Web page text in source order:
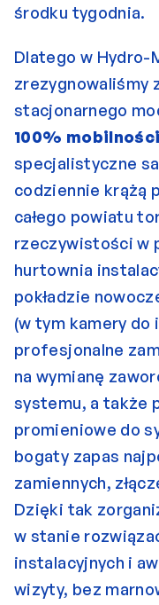
środku tygodnia.
Dlatego w Hydro-
zrezygnowaliśmy
100%
specjalistyczne
codziennie krążą
całego powiatu
rzeczywistości w
hurtownia
pokładzie
(w tym kamery
profesjonalne
na wymianę
systemu, a także
promieniowe do
bogaty zapas
zamiennych,
Dzięki tak
w stanie
instalacyjnych i
wizyty, bez